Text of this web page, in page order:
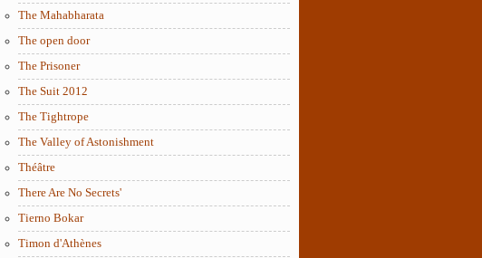
The Mahabharata
The open door
The Prisoner
The Suit 2012
The Tightrope
The Valley of Astonishment
Théâtre
There Are No Secrets'
Tierno Bokar
Timon d'Athènes